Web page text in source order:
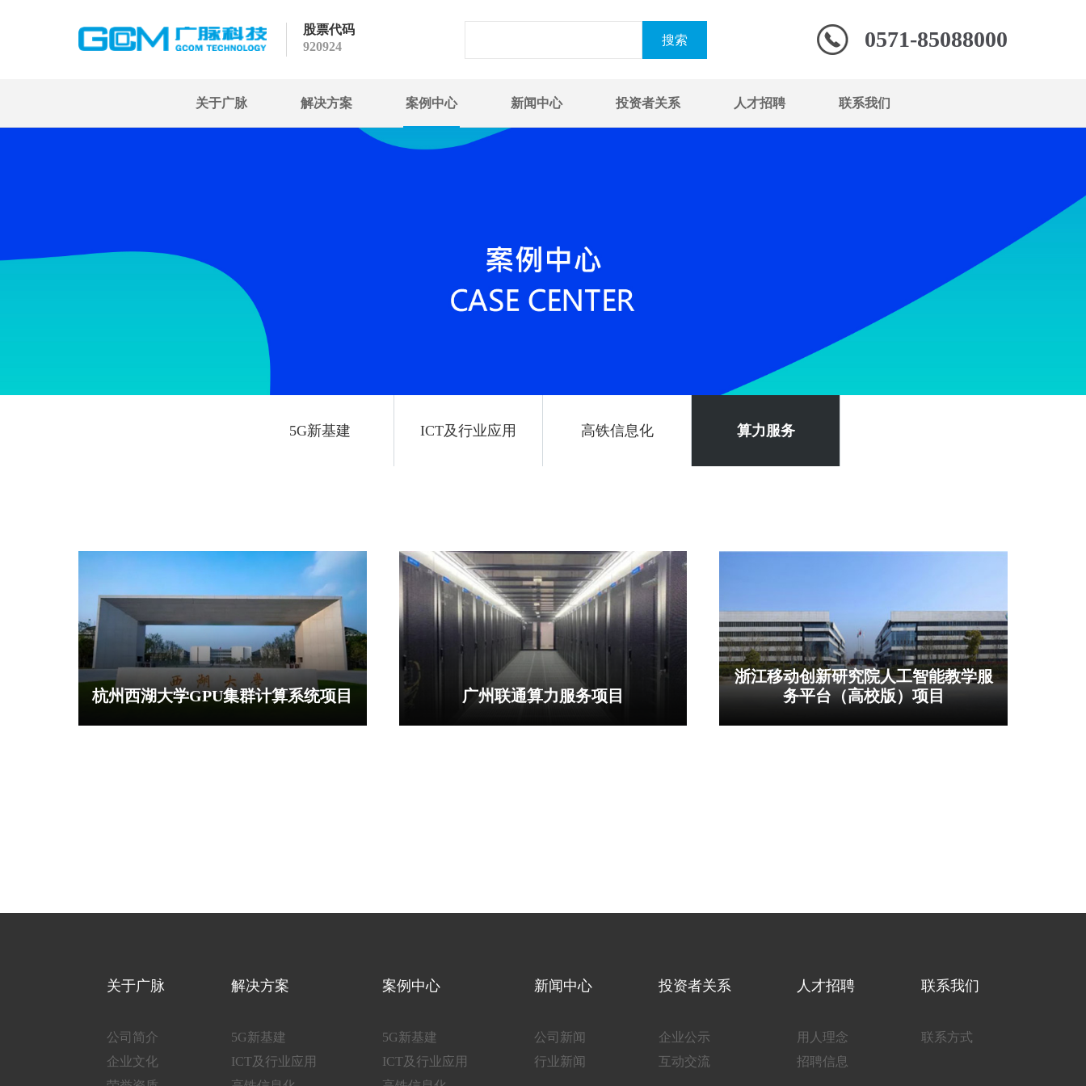
股票代码
920924
0571-85088000
关于广脉 解决方案 案例中心 新闻中心 投资者关系 人才招聘 联系我们
5G新基建 ICT及行业应用 高铁信息化 算力服务
杭州西湖大学GPU集群计算系统项目 广州联通算力服务项目
浙江移动创新研究院人工智能教学服
务平台（高校版）项目
关于广脉
公司简介
企业文化
解决方案
5G新基建
ICT及行业应用
案例中心
5G新基建
ICT及行业应用
新闻中心
公司新闻
行业新闻
投资者关系
企业公示
互动交流
人才招聘
用人理念
招聘信息
联系我们
联系方式